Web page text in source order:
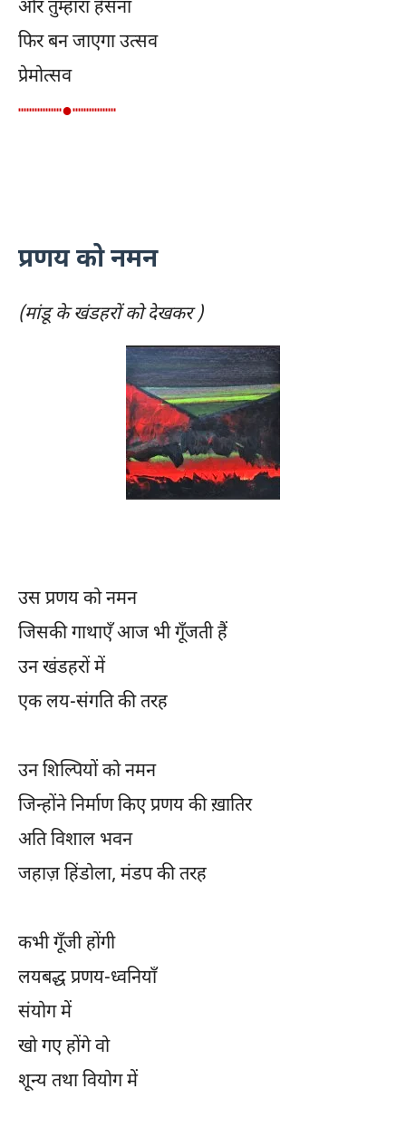
और तुम्हारा हँसना
फिर बन जाएगा उत्सव
प्रेमोत्सव
┉┉┉┉●┉┉┉┉
प्रणय को नमन
(मांडू के खंडहरों को देखकर )
उस प्रणय को नमन
जिसकी गाथाएँ आज भी गूँजती हैं
उन खंडहरों में
एक लय-संगति की तरह
उन शिल्पियों को नमन
जिन्होंने निर्माण किए प्रणय की ख़ातिर
अति विशाल भवन
जहाज़ हिंडोला, मंडप की तरह
कभी गूँजी होंगी
लयबद्ध प्रणय-ध्वनियाँ
संयोग में
खो गए होंगे वो
शून्य तथा वियोग में